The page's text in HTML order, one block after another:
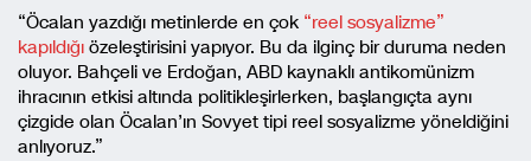
“Öcalan yazdığı metinlerde en çok “reel sosyalizme”
kapıldığı özeleştirisini yapıyor. Bu da ilginç bir duruma neden
oluyor. Bahçeli ve Erdoğan, ABD kaynaklı antikomünizm
ihracının etkisi altında politikleşirlerken, başlangıçta aynı
çizgide olan Öcalan’ın Sovyet tipi reel sosyalizme yöneldiğini
anlıyoruz.”